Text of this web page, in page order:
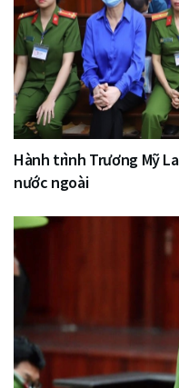
Hành trình Trương Mỹ
nước ngoài